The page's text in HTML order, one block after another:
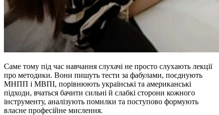
Саме тому під час навчання слухачі не просто слухають лекції
про методики. Вони пишуть тести за фабулами, поєднують
МНПП і МВПІ, порівнюють українські та американські
підходи, вчаться бачити сильні й слабкі сторони кожного
інструменту, аналізують помилки та поступово формують
власне професійне мислення.